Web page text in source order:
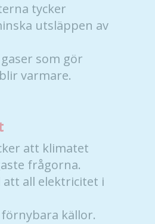
tycker
utsläppen av
som gör
varmare.
att klimatet
frågorna.
all elektricitet i
källor.